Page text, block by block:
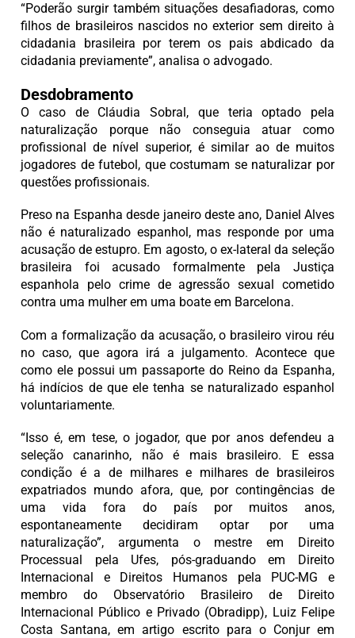
“Poderão surgir também situações desafiadoras, como
filhos de brasileiros nascidos no exterior sem direito à
cidadania brasileira por terem os pais abdicado da
cidadania previamente”, analisa o advogado.
Desdobramento
O caso de Cláudia Sobral, que teria optado pela
naturalização porque não conseguia atuar como
profissional de nível superior, é similar ao de muitos
jogadores de futebol, que costumam se naturalizar por
questões profissionais.
Preso na Espanha desde janeiro deste ano, Daniel Alves
não é naturalizado espanhol, mas responde por uma
acusação de estupro. Em agosto, o ex-lateral da seleção
brasileira foi acusado formalmente pela Justiça
espanhola pelo crime de agressão sexual cometido
contra uma mulher em uma boate em Barcelona.
Com a formalização da acusação, o brasileiro virou réu
no caso, que agora irá a julgamento. Acontece que
como ele possui um passaporte do Reino da Espanha,
há indícios de que ele tenha se naturalizado espanhol
voluntariamente.
“Isso é, em tese, o jogador, que por anos defendeu a
seleção canarinho, não é mais brasileiro. E essa
condição é a de milhares e milhares de brasileiros
expatriados mundo afora, que, por contingências de
uma vida fora do país por muitos anos,
espontaneamente decidiram optar por uma
naturalização”, argumenta o mestre em Direito
Processual pela Ufes, pós-graduando em Direito
Internacional e Direitos Humanos pela PUC-MG e
membro do Observatório Brasileiro de Direito
Internacional Público e Privado (Obradipp), Luiz Felipe
Costa Santana, em artigo escrito para o Conjur em